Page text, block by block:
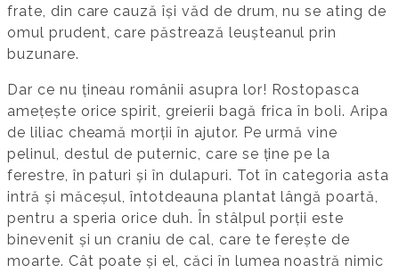
frate, din care cauză își văd de drum, nu se ating de
omul prudent, care păstrează leușteanul prin
buzunare.
Dar ce nu țineau românii asupra lor! Rostopasca
amețește orice spirit, greierii bagă frica în boli. Aripa
de liliac cheamă morții în ajutor. Pe urmă vine
pelinul, destul de puternic, care se ține pe la
ferestre, în paturi și în dulapuri. Tot în categoria asta
intră și măceșul, întotdeauna plantat lângă poartă,
pentru a speria orice duh. În stâlpul porții este
binevenit și un craniu de cal, care te ferește de
moarte. Cât poate și el, căci în lumea noastră nimic